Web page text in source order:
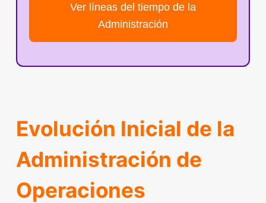
Ver líneas del tiempo de la
Administración
Evolución Inicial de la
Administración de
Operaciones